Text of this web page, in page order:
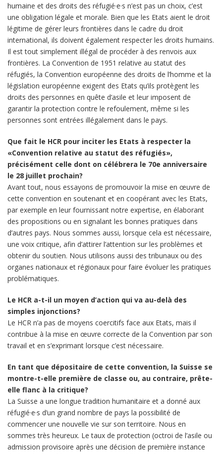
humaine et des droits des réfugié·e·s n’est pas un choix, c’est
une obligation légale et morale. Bien que les Etats aient le droit
légitime de gérer leurs frontières dans le cadre du droit
international, ils doivent également respecter les droits humains.
Il est tout simplement illégal de procéder à des renvois aux
frontières. La Convention de 1951 relative au statut des
réfugiés, la Convention européenne des droits de l’homme et la
législation européenne exigent des Etats qu’ils protègent les
droits des personnes en quête d’asile et leur imposent de
garantir la protection contre le refoulement, même si les
personnes sont entrées illégalement dans le pays.
Que fait le HCR pour inciter les Etats à respecter la
«Convention relative au statut des réfugiés»,
précisément celle dont on célébrera le 70e anniversaire
le 28 juillet prochain?
Avant tout, nous essayons de promouvoir la mise en œuvre de
cette convention en soutenant et en coopérant avec les Etats,
par exemple en leur fournissant notre expertise, en élaborant
des propositions ou en signalant les bonnes pratiques dans
d’autres pays. Nous sommes aussi, lorsque cela est nécessaire,
une voix critique, afin d’attirer l’attention sur les problèmes et
obtenir du soutien. Nous utilisons aussi des tribunaux ou des
organes nationaux et régionaux pour faire évoluer les pratiques
problématiques.
Le HCR a-t-il un moyen d’action qui va au-delà des
simples injonctions?
Le HCR n’a pas de moyens coercitifs face aux Etats, mais il
contribue à la mise en œuvre correcte de la Convention par son
travail et en s’exprimant lorsque c’est nécessaire.
En tant que dépositaire de cette convention, la Suisse se
montre-t-elle première de classe ou, au contraire, prête-
elle flanc à la critique?
La Suisse a une longue tradition humanitaire et a donné aux
réfugié·e·s d’un grand nombre de pays la possibilité de
commencer une nouvelle vie sur son territoire. Nous en
sommes très heureux. Le taux de protection (octroi de l’asile ou
admission provisoire après une décision de première instance